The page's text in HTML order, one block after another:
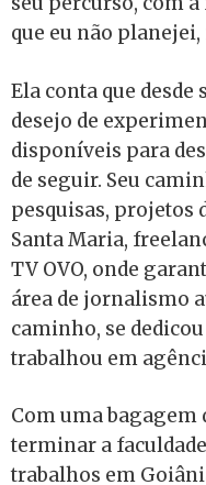
que eu não planejei,
Ela conta que
desejo de
disponíveis para
de seguir. Seu
pesquisas, projetos
Santa Maria,
TV OVO, onde
área de jornalismo
caminho, se
trabalhou em
Com uma bagagem
terminar a
trabalhos em